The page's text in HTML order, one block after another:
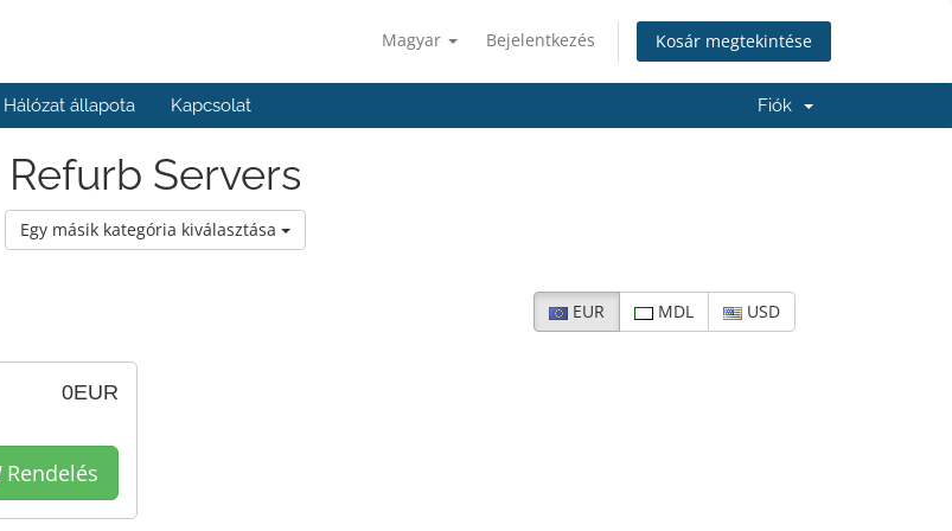
Magyar Bejelentkezés Kosár megtekintése
Hálózat állapota Kapcsolat Fiók
Refurb Servers
Egy másik kategória kiválasztása
EUR MDL USD
0EUR
Rendelés